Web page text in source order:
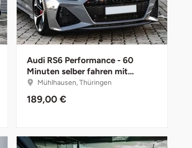
Audi RS6 Performance - 60
Minuten selber fahren mit
Instruktor
Mühlhausen, Thüringen
189,00 €